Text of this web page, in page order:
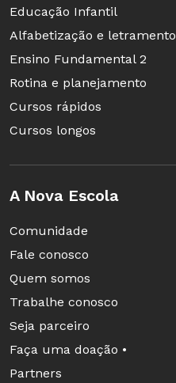
Educação Infantil
Alfabetização e letramento
Ensino Fundamental 2
Rotina e planejamento
Cursos rápidos
Cursos longos
A Nova Escola
Comunidade
Fale conosco
Quem somos
Trabalhe conosco
Seja parceiro
Faça uma doação •
Partners